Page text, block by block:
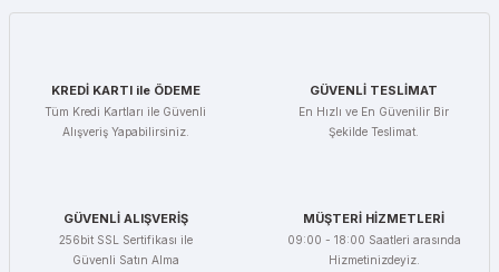
KREDİ KARTI ile ÖDEME
Tüm Kredi Kartları ile Güvenli
Alışveriş Yapabilirsiniz.
GÜVENLİ TESLİMAT
En Hızlı ve En Güvenilir Bir
Şekilde Teslimat.
GÜVENLİ ALIŞVERİŞ
256bit SSL Sertifikası ile
Güvenli Satın Alma
MÜŞTERİ HİZMETLERİ
09:00 - 18:00 Saatleri arasında
Hizmetinizdeyiz.